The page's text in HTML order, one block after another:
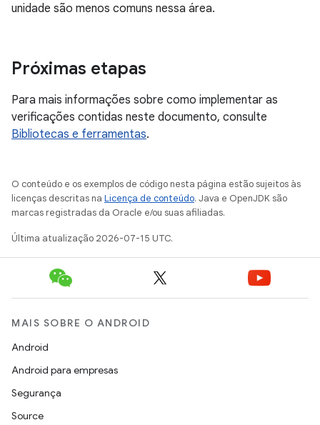
unidade são menos comuns nessa área.
Próximas etapas
Para mais informações sobre como implementar as
verificações contidas neste documento, consulte
Bibliotecas e ferramentas.
O conteúdo e os exemplos de código nesta página estão sujeitos às
licenças descritas na Licença de conteúdo. Java e OpenJDK são
marcas registradas da Oracle e/ou suas afiliadas.
Última atualização 2026-07-15 UTC.
MAIS SOBRE O ANDROID
Android
Android para empresas
Segurança
Source